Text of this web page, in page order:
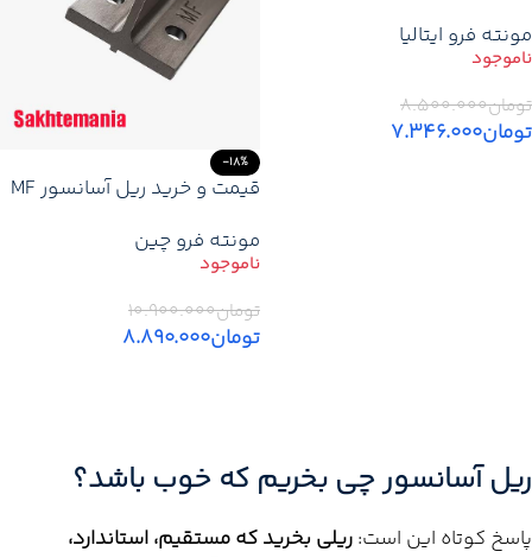
مونته فرو ایتالیا
تومان۸.۵۰۰.۰۰۰
تومان۷.۳۴۶.۰۰۰
-18%
قیمت و خرید ریل آسانسور MF
مونته فرو چین
تومان۱۰.۹۰۰.۰۰۰
تومان۸.۸۹۰.۰۰۰
ریل آسانسور چی بخریم که خوب باشد؟
پاسخ کوتاه این است:ریلی بخرید که مستقیم، استاندارد،